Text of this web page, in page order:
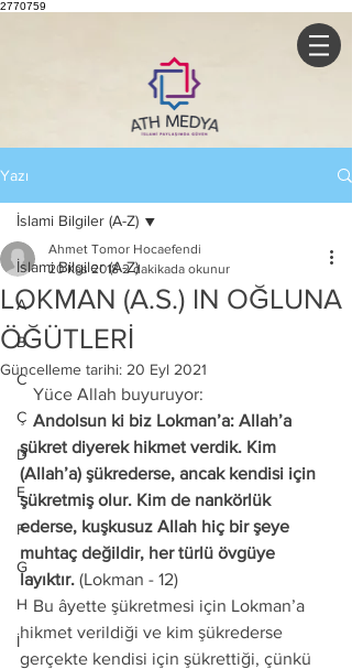
2770759
Yazı
İslami Bilgiler (A-Z)
A
B
C
Ç
D
E
F
G
H
İ
İslami Bilgiler (A-Z)
LOKMAN (A.S.) IN OĞLUNA
ÖĞÜTLERİ
Ahmet Tomor Hocaefendi
20 Kas 2018 2 dakikada okunur
Güncelleme tarihi: 20 Eyl 2021
   Yüce Allah buyuruyor:
   Andolsun ki biz Lokman’a: Allah’a
şükret diyerek hikmet verdik. Kim
(Allah’a) şükrederse, ancak kendisi için
şükretmiş olur. Kim de nankörlük
ederse, kuşkusuz Allah hiç bir şeye
muhtaç değildir, her türlü övgüye
layıktır. (Lokman - 12)
   Bu âyette şükretmesi için Lokman’a
hikmet verildiği ve kim şükrederse
gerçekte kendisi için şükrettiği, çünkü